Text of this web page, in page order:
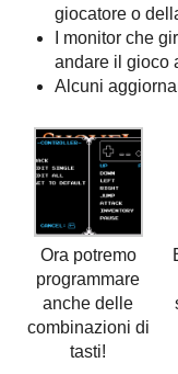
giocatore o
I monitor che
andare il gioco
Alcuni
Ora potremo
programmare
anche delle
combinazioni di
tasti!